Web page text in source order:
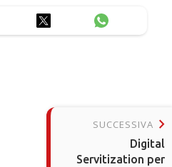
SUCCESSIVA keyboard_arrow_right
Digital
Servitization per